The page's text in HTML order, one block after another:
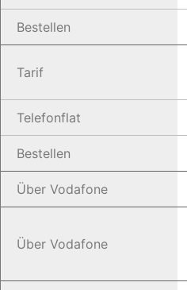
Bestellen
Tarif
Telefonflat
Bestellen
Über Vodafone
Über Vodafone